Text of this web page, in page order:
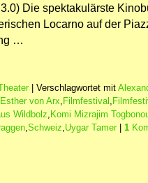
Die spektakulärste
Locarno auf der
…
| Verschlagwortet mit
Esther von Arx Filmfestival
Wildbolz Komi Mizrajim
Schweiz Uygar Tamer | 1